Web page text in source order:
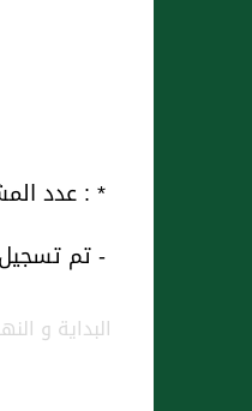
* : عدد المشاهدات و التنزيل
- تم تسجيل
البداية و